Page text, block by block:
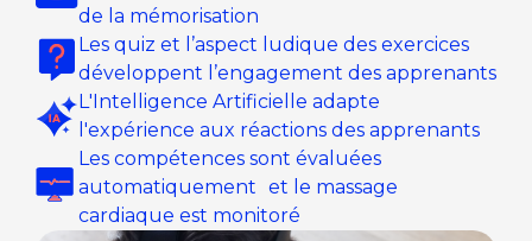
de la mémorisation
Les quiz et l’aspect ludique des exercices
développent l’engagement des apprenants
L'Intelligence Artificielle adapte
l'expérience aux réactions des apprenants
Les compétences sont évaluées
automatiquement et le massage
cardiaque est monitoré